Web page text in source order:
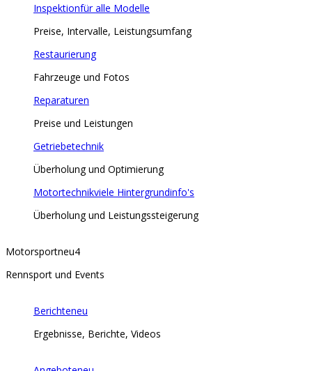
Inspektionfür alle Modelle
Preise, Intervalle, Leistungsumfang
Restaurierung
Fahrzeuge und Fotos
Reparaturen
Preise und Leistungen
Getriebetechnik
Überholung und Optimierung
Motortechnikviele Hintergrundinfo's
Überholung und Leistungssteigerung
Motorsportneu4
Rennsport und Events
Berichteneu
Ergebnisse, Berichte, Videos